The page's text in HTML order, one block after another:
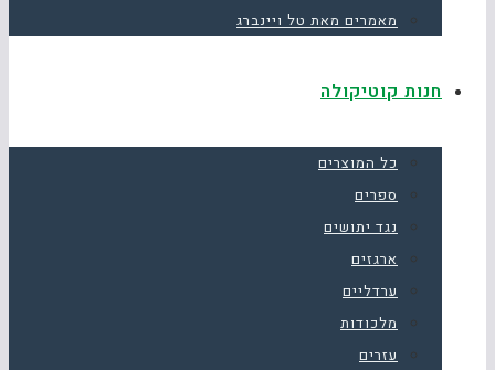
מאמרים מאת טל ויינברג
חנות קוטיקולה
כל המוצרים
ספרים
נגד יתושים
ארגזים
ערדליים
מלכודות
עזרים